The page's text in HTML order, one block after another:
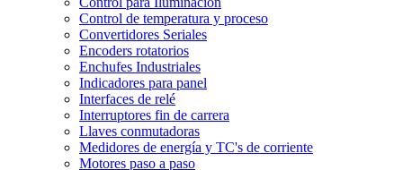
Control de temperatura y proceso
Convertidores Seriales
Encoders rotatorios
Enchufes Industriales
Indicadores para panel
Interfaces de relé
Interruptores fin de carrera
Llaves conmutadoras
Medidores de energía y TC's de corriente
Motores paso a paso